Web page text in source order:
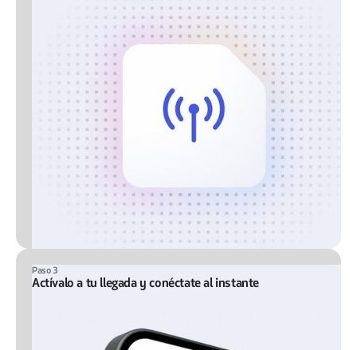
Paso 3
Actívalo a tu llegada y conéctate al instante